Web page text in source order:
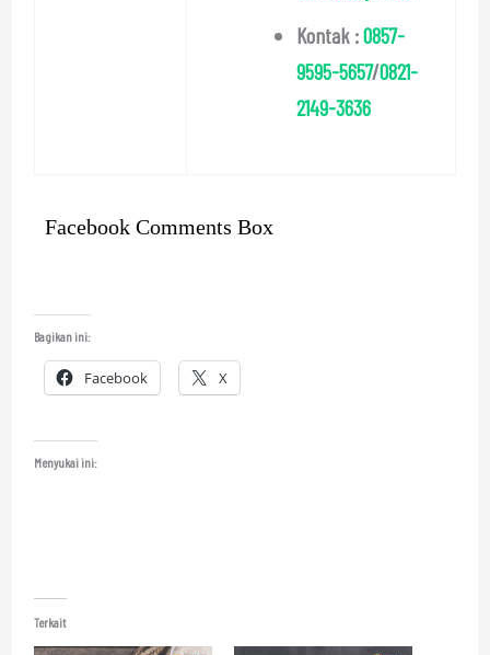
Kontak :0857-
9595-5657/0821-
2149-3636
Facebook Comments Box
Bagikan ini:
Facebook X
Menyukai ini:
Terkait